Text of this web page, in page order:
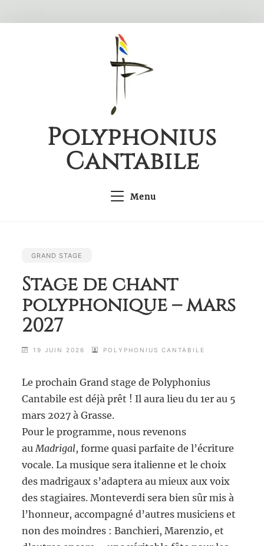
Polyphonius
Cantabile
Menu
GRAND STAGE
Stage de chant
polyphonique – mars
2027
19 JUIN 2026 POLYPHONIUS CANTABILE
Le prochain Grand stage de Polyphonius
Cantabile est déjà prêt ! Il aura lieu du 1er au 5
mars 2027 à Grasse.
Pour le programme, nous revenons
auMadrigal, forme quasi parfaite de l’écriture
vocale. La musique sera italienne et le choix
des madrigaux s’adaptera au mieux aux voix
des stagiaires. Monteverdi sera bien sûr mis à
l’honneur, accompagné d’autres musiciens et
non des moindres : Banchieri, Marenzio, et